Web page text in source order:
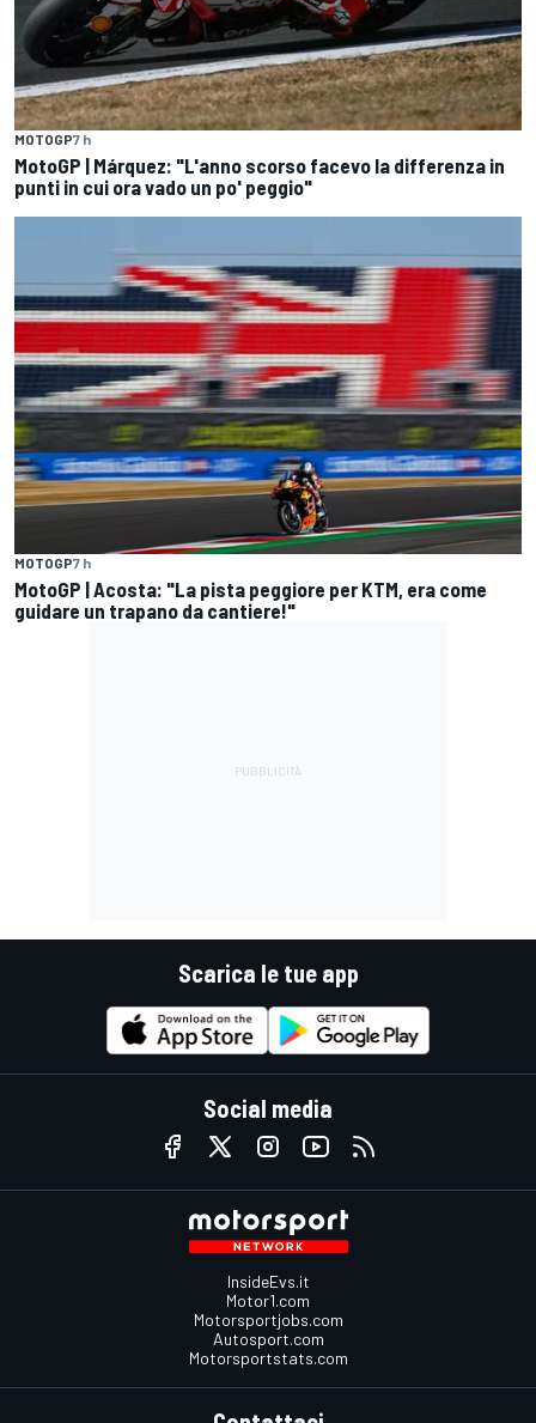
MOTOGP7 h
MotoGP | Márquez: "L'anno scorso facevo la differenza in
punti in cui ora vado un po' peggio"
MOTOGP7 h
MotoGP | Acosta: "La pista peggiore per KTM, era come
guidare un trapano da cantiere!"
Scarica le tue app
Social media
InsideEvs.it
Motor1.com
Motorsportjobs.com
Autosport.com
Motorsportstats.com